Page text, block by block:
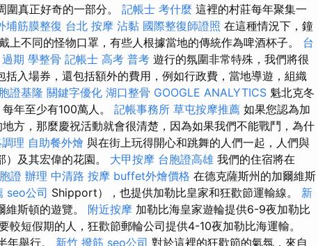
真正好奇的一部分。 記帳士 考什麼 這裡的村莊每年聚集一
埔筋膜整復 台北 按摩 沾黏 國際整復師證照 在這種情況下，鐘
上不同的怪物口罩，有些人根據當地的傳統作為啤酒杯子。 台
期 學整骨 記帳士 高考 普考 遊行的氛圍非常特殊，我們將很
入場券，還包括額外的費用，例如行政費，當地導遊，組織
證基隆 關鍵字優化 湖口整骨 GOOGLE ANALYTICS 魁北克冬
年至少有100萬人。 記帳事務所 草屯按摩推薦 如果您認為加
方，那麼慶祝活動就會很清楚，因為如果我們不能戰鬥，為什
理 自助餐外燴 與在街上玩得開心和跳舞的人們一起，人們與
及其宏偉的花園。 大甲按摩 台胞證高雄 我們的住宿將在
證 辦理 中清路 按摩 buffet外燴價格 在德克薩斯州的加爾維斯
seo公司 Shipport），也提供加勒比皇家和狂歡節運輸線。 新
斯頓的遊覽。 附近按摩 加勒比海皇家遊輪提供6-9夜加勒比
較短假期的人，狂歡節郵輪​​公司提供4-10夜加勒比海運輸。
年舉行。 新竹 撥筋 seo公司 對於這裡的狂歡節的氣氛，來自